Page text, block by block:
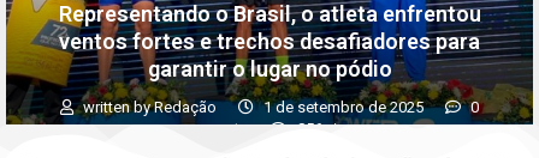
Representando o Brasil, o atleta enfrentou
ventos fortes e trechos desafiadores para
garantir o lugar no pódio
written byRedação 1 de setembro de 2025
0
comments
856views